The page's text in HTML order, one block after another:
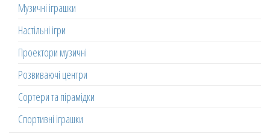
Музичні іграшки
Настільні ігри
Проектори музичні
Розвиваючі центри
Сортери та пірамідки
Спортивні іграшки